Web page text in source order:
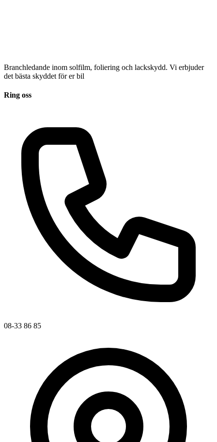
Branchledande inom solfilm, foliering och lackskydd. Vi erbjuder
det bästa skyddet för er bil
Ring oss
08-33 86 85